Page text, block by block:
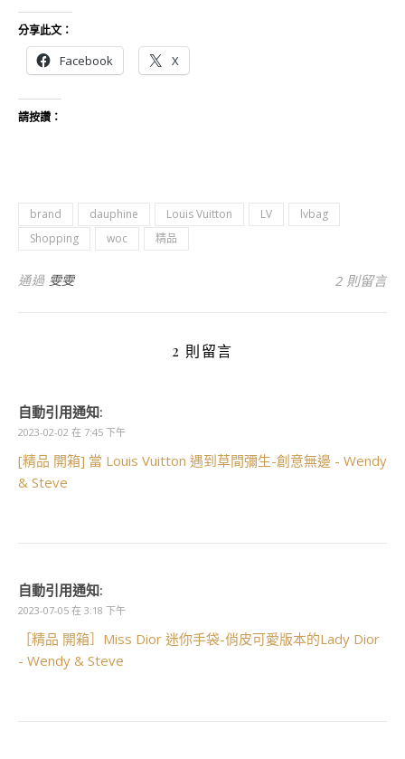
分享此文：
Facebook X
請按讚：
brand dauphine Louis Vuitton LV
lvbag
Shopping
woc 精品
通過 雯雯 2 則留言
2 則留言
自動引用通知:
2023-02-02 在 7:45 下午
[精品 開箱] 當 Louis Vuitton 遇到草間彌生-創意無邊 - Wendy
& Steve
自動引用通知:
2023-07-05 在 3:18 下午
［精品 開箱］Miss Dior 迷你手袋-俏皮可愛版本的Lady Dior
- Wendy & Steve